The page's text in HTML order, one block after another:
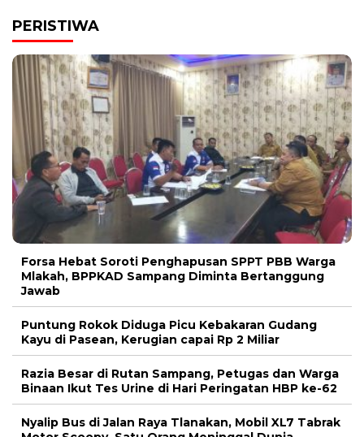
PERISTIWA
Forsa Hebat Soroti Penghapusan SPPT PBB Warga
Mlakah, BPPKAD Sampang Diminta Bertanggung
Jawab
Puntung Rokok Diduga Picu Kebakaran Gudang
Kayu di Pasean, Kerugian capai Rp 2 Miliar
Razia Besar di Rutan Sampang, Petugas dan Warga
Binaan Ikut Tes Urine di Hari Peringatan HBP ke-62
Nyalip Bus di Jalan Raya Tlanakan, Mobil XL7 Tabrak